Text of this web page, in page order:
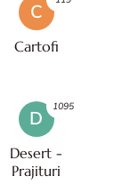
C
Cartofi
D
Desert -
Prajituri
1095